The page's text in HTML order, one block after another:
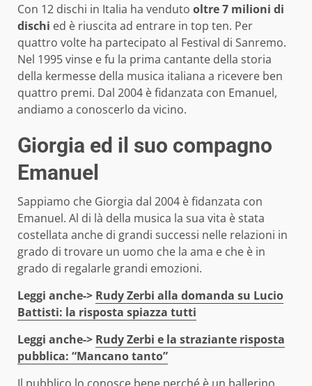
Con 12 dischi in Italia ha venduto oltre 7 milioni di
dischi ed è riuscita ad entrare in top ten. Per
quattro volte ha partecipato al Festival di Sanremo.
Nel 1995 vinse e fu la prima cantante della storia
della kermesse della musica italiana a ricevere ben
quattro premi. Dal 2004 è fidanzata con Emanuel,
andiamo a conoscerlo da vicino.
Giorgia ed il suo compagno
Emanuel
Sappiamo che Giorgia dal 2004 è fidanzata con
Emanuel. Al di là della musica la sua vita è stata
costellata anche di grandi successi nelle relazioni in
grado di trovare un uomo che la ama e che è in
grado di regalarle grandi emozioni.
Leggi anche-> Rudy Zerbi alla domanda su Lucio
Battisti: la risposta spiazza tutti
Leggi anche-> Rudy Zerbi e la straziante risposta
pubblica: “Mancano tanto”